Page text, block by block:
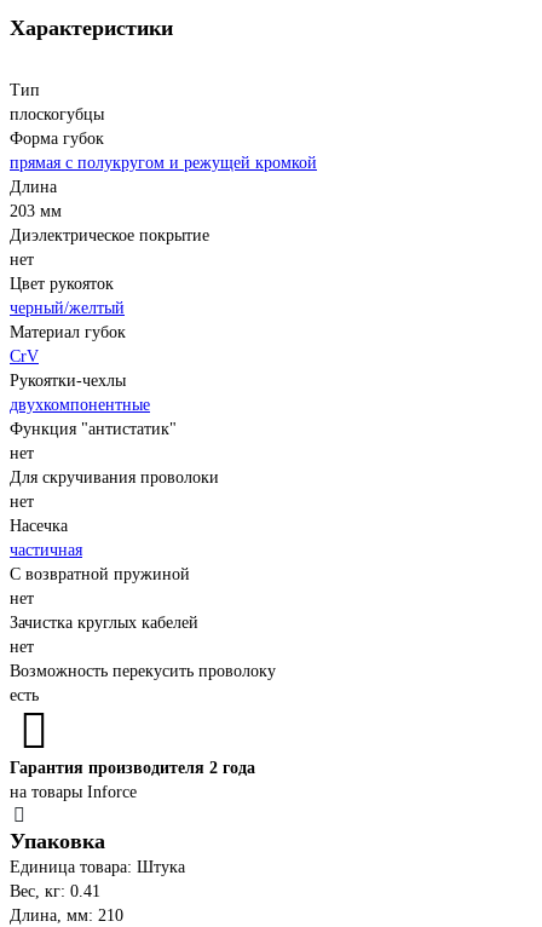
Характеристики
Тип
плоскогубцы
Форма губок
прямая с полукругом и режущей кромкой
Длина
203 мм
Диэлектрическое покрытие
нет
Цвет рукояток
черный/желтый
Материал губок
CrV
Рукоятки-чехлы
двухкомпонентные
Функция "антистатик"
нет
Для скручивания проволоки
нет
Насечка
частичная
С возвратной пружиной
нет
Зачистка круглых кабелей
нет
Возможность перекусить проволоку
есть
Гарантия производителя 2 года
на товары Inforce
Упаковка
Единица товара: Штука
Вес, кг: 0.41
Длина, мм: 210